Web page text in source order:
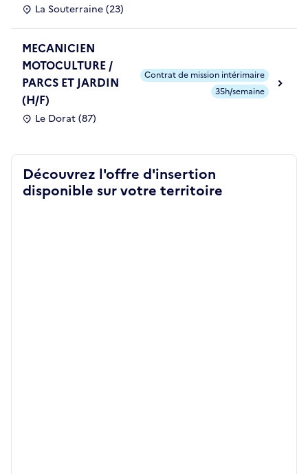
La Souterraine (23)
MECANICIEN
MOTOCULTURE /
PARCS ET JARDIN
(H/F)
Le Dorat (87)
Contrat de mission intérimaire
35h/semaine
Découvrez l'offre d'insertion
disponible sur votre territoire